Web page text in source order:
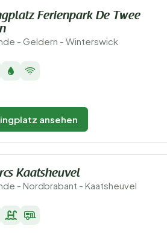
Ferienpark De Twee
- Geldern - Winterswick
ansehen
Kaatsheuvel
- Nordbrabant - Kaatsheuvel